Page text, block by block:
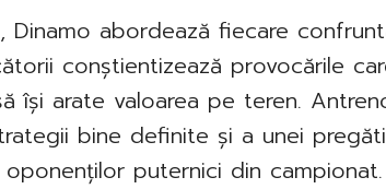
Dinamo abordează fiecare
conștientizează provocările
își arate valoarea pe teren.
bine definite și a unei
puternici din campionat.